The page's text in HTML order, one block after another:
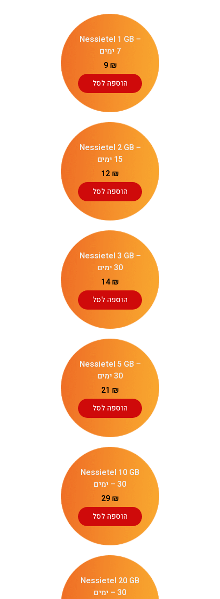
Nessietel 1 GB –
7 ימים
9 ₪
הוספה לסל
Nessietel 2 GB –
15 ימים
12 ₪
הוספה לסל
Nessietel 3 GB –
30 ימים
14₪
הוספה לסל
Nessietel 5 GB –
30 ימים
21 ₪
הוספה לסל
Nessietel 10 GB
– 30 ימים
29 ₪
הוספה לסל
Nessietel 20 GB
– 30 ימים